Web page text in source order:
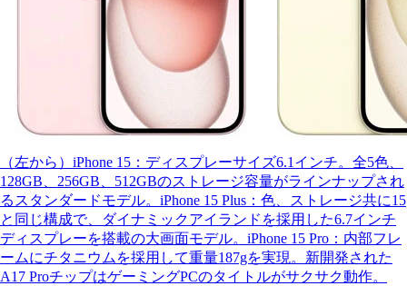
（左から）iPhone 15：ディスプレーサイズ6.1インチ。全5色、
128GB、256GB、512GBのストレージ容量がラインナップされ
るスタンダードモデル。iPhone 15 Plus：色、ストレージ共に15
と同じ構成で、ダイナミックアイランドを採用した6.7インチ
ディスプレーを搭載の大画面モデル。iPhone 15 Pro：内部フレ
ームにチタニウムを採用して重量187gを実現。新開発された
A17 ProチップはゲーミングPCのタイトルがサクサク動作。